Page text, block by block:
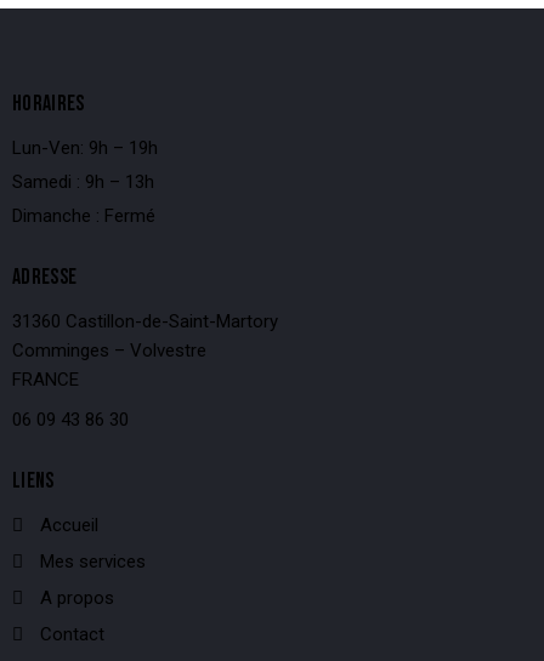
HORAIRES
Lun-Ven: 9h – 19h
Samedi : 9h – 13h
Dimanche : Fermé
ADRESSE
31360 Castillon-de-Saint-Martory
Comminges – Volvestre
FRANCE
06 09 43 86 30
LIENS
Accueil
Mes services
A propos
Contact